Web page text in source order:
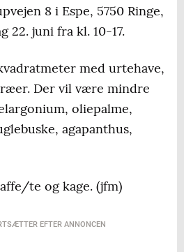
8 i Espe, 5750 Ringe,
22. juni fra kl. 10-17.
med urtehave,
Der vil være mindre
oliepalme,
agapanthus,
te og kage. (jfm)
EFTER ANNONCEN